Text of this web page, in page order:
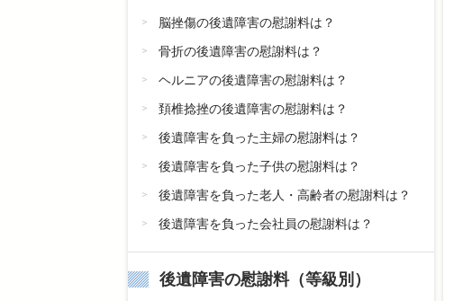
脳挫傷の後遺障害の慰謝料は？
骨折の後遺障害の慰謝料は？
ヘルニアの後遺障害の慰謝料は？
頚椎捻挫の後遺障害の慰謝料は？
後遺障害を負った主婦の慰謝料は？
後遺障害を負った子供の慰謝料は？
後遺障害を負った老人・高齢者の慰謝料は？
後遺障害を負った会社員の慰謝料は？
後遺障害の慰謝料（等級別）